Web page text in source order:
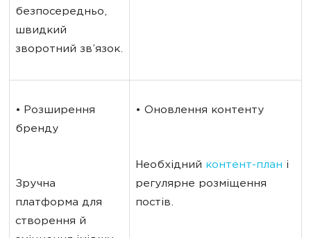
безпосередньо,
швидкий
зворотний зв’язок.
• Розширення
бренду
Зручна
платформа для
створення й
• Оновлення контенту
Необхідний контент-план і
регулярне розміщення
постів.